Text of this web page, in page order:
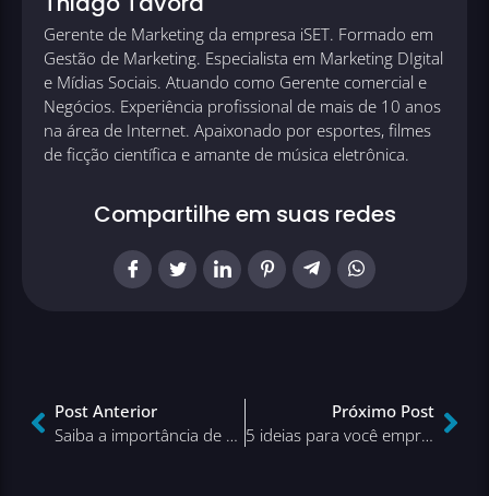
Gerente de Marketing da empresa iSET. Formado em
Gestão de Marketing. Especialista em Marketing DIgital
e Mídias Sociais. Atuando como Gerente comercial e
Negócios. Experiência profissional de mais de 10 anos
na área de Internet. Apaixonado por esportes, filmes
de ficção científica e amante de música eletrônica.
Compartilhe em suas redes
Post Anterior
Saiba a importância de definir personas para seu e-commerce
Próximo Post
5 ideias para você empreender na internet